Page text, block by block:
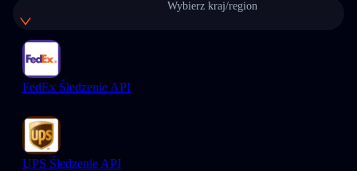
Wybierz kraj/region
FedEx Śledzenie API
UPS Śledzenie API